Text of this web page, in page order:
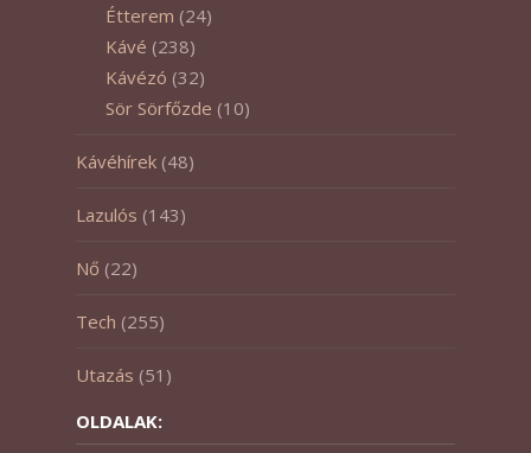
Étterem (24)
Kávé (238)
Kávézó (32)
Sör Sörfőzde (10)
Kávéhírek (48)
Lazulós (143)
Nő (22)
Tech (255)
Utazás (51)
OLDALAK: